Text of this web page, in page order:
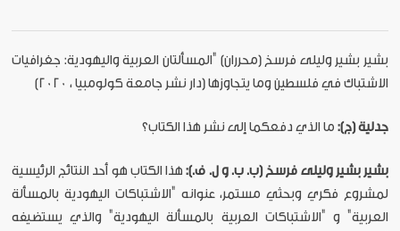
بشير بشير وليلى فرسخ (محرران) "المسألتان العربية واليهودية: جغرافيات
الاشتباك في فلسطين وما يتجاوزها (دار نشر جامعة كولومبيا ، 2020)
جدلية (ج): ما الذي دفعكما إلى نشر هذا الكتاب؟
بشير بشير وليلى فرسخ (ب. ب. و ل. ف.):هذا الكتاب هو أحد النتائج الرئيسية
لمشروع فكري وبحثي مستمر، عنوانه "الاشتباكات اليهودية بالمسألة
العربية" و "الاشتباكات العربية بالمسألة اليهودية" والذي يستضيفه